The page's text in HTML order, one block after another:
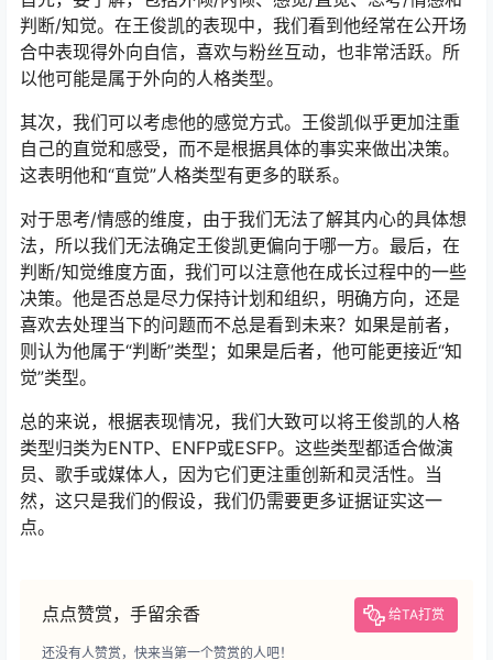
判断/知觉。在王俊凯的表现中，我们看到他经常在公开场
合中表现得外向自信，喜欢与粉丝互动，也非常活跃。所
以他可能是属于外向的人格类型。
其次，我们可以考虑他的感觉方式。王俊凯似乎更加注重
自己的直觉和感受，而不是根据具体的事实来做出决策。
这表明他和“直觉”人格类型有更多的联系。
对于思考/情感的维度，由于我们无法了解其内心的具体想
法，所以我们无法确定王俊凯更偏向于哪一方。最后，在
判断/知觉维度方面，我们可以注意他在成长过程中的一些
决策。他是否总是尽力保持计划和组织，明确方向，还是
喜欢去处理当下的问题而不总是看到未来？如果是前者，
则认为他属于“判断”类型；如果是后者，他可能更接近“知
觉”类型。
总的来说，根据表现情况，我们大致可以将王俊凯的人格
类型归类为ENTP、ENFP或ESFP。这些类型都适合做演
员、歌手或媒体人，因为它们更注重创新和灵活性。当
然，这只是我们的假设，我们仍需要更多证据证实这一
点。
点点赞赏，手留余香 给TA打赏
还没有人赞赏，快来当第一个赞赏的人吧！